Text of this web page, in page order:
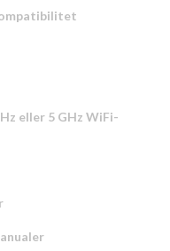
eller 5 GHz WiFi-